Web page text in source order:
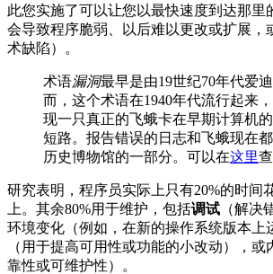
此您实施了可以让您以最快速度到达那里
会导致程序脆弱、以后难以更改或扩展，
术缺陷）。
术语漏洞最早是由19世纪70年代爱
而，这个术语在1940年代流行起来
现一只真正的飞蛾卡在早期计算机
短路。报告错误的日志和飞蛾现在
历史博物馆的一部分。可以在这里查
研究表明，程序员实际上只有20%的时间
上。其余80%用于维护，包括调试 （解决
环境变化（例如，在新的操作系统版本上
（用于提高可用性或功能的小改动），
靠性或可维护性）。